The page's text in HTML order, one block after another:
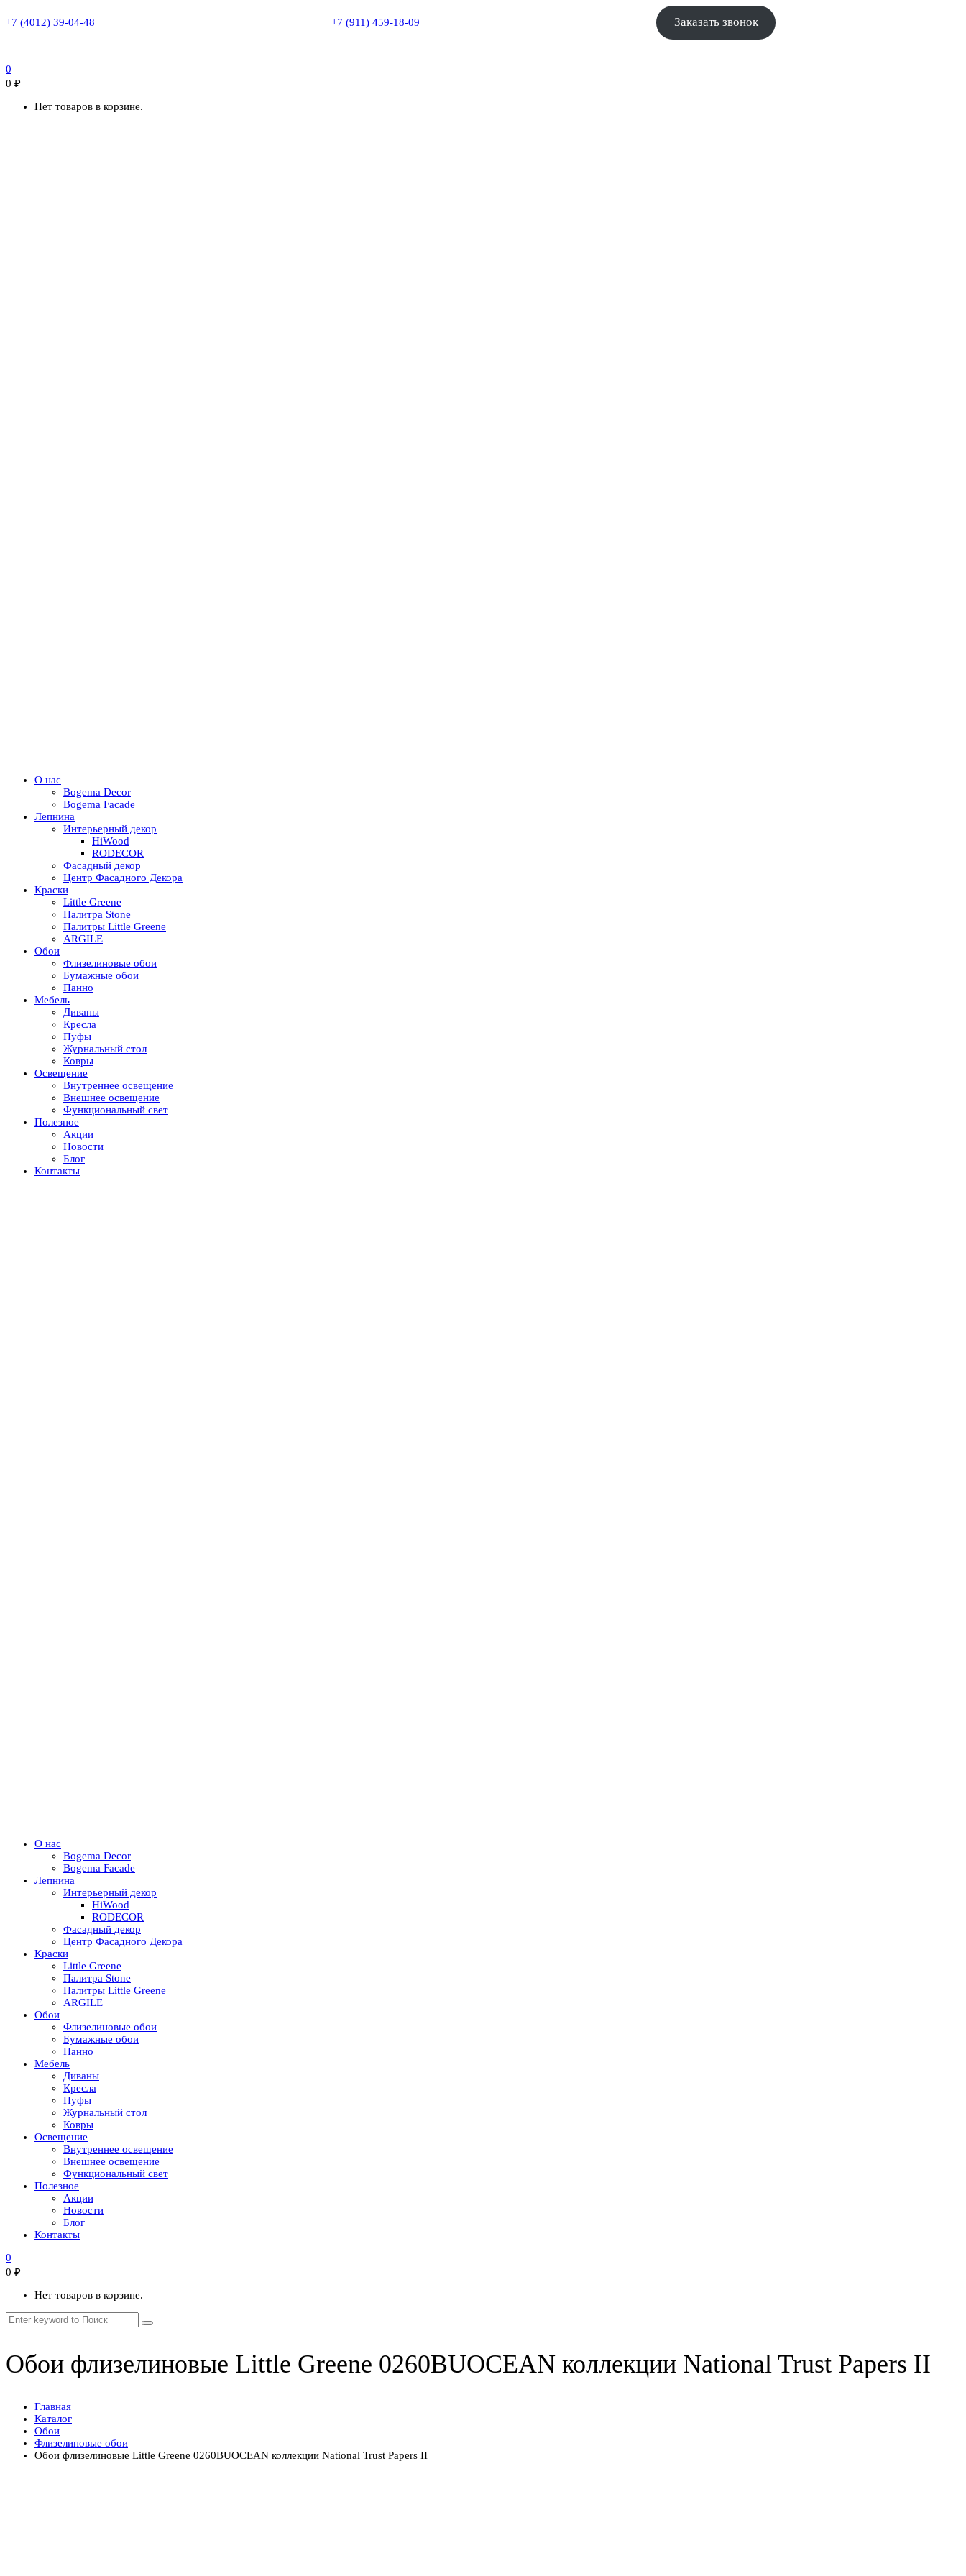
+7 (4012) 39-04-48 +7 (911) 459-18-09 Заказать звонок
0
0 ₽
Нет товаров в корзине.
О нас
Bogema Decor
Bogema Facade
Лепнина
Интерьерный декор
HiWood
RODECOR
Фасадный декор
Центр Фасадного Декора
Краски
Little Greene
Палитра Stone
Палитры Little Greene
ARGILE
Обои
Флизелиновые обои
Бумажные обои
Панно
Мебель
Диваны
Кресла
Пуфы
Журнальный стол
Ковры
Освещение
Внутреннее освещение
Внешнее освещение
Функциональный свет
Полезное
Акции
Новости
Блог
Контакты
О нас
Bogema Decor
Bogema Facade
Лепнина
Интерьерный декор
HiWood
RODECOR
Фасадный декор
Центр Фасадного Декора
Краски
Little Greene
Палитра Stone
Палитры Little Greene
ARGILE
Обои
Флизелиновые обои
Бумажные обои
Панно
Мебель
Диваны
Кресла
Пуфы
Журнальный стол
Ковры
Освещение
Внутреннее освещение
Внешнее освещение
Функциональный свет
Полезное
Акции
Новости
Блог
Контакты
0
0 ₽
Нет товаров в корзине.
Обои флизелиновые Little Greene 0260BUOCEAN коллекции National Trust Papers II
Главная
Каталог
Обои
Флизелиновые обои
Обои флизелиновые Little Greene 0260BUOCEAN коллекции National Trust Papers II